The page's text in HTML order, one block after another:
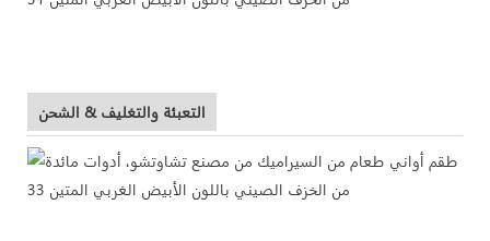
التعبئة والتغليف & الشحن